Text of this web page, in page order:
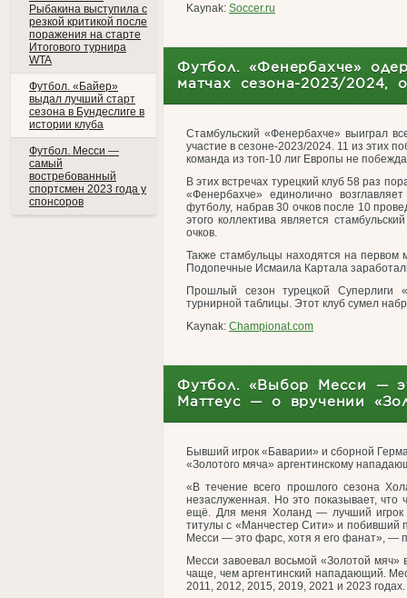
Рыбакина выступила с
резкой критикой после
поражения на старте
Итогового турнира
WTA
Футбол. «Байер»
выдал лучший старт
сезона в Бундеслиге в
истории клуба
Футбол. Месси —
самый
востребованный
спортсмен 2023 года у
спонсоров
Kaynak: Soccer.ru
Футбол. «Фенербахче»
матчах сезона-2023/2024,
Стамбульский «Фенербахче» выиграл
участие в сезоне-2023/2024. 11 из этих
команда из топ-10 лиг Европы не
В этих встречах турецкий клуб 58 раз
«Фенербахче» единолично
футболу, набрав 30 очков после 10
этого коллектива является
очков.
Также стамбульцы находятся на первом
Подопечные Исмаила Картала
Прошлый сезон турецкой Суперлиги
турнирной таблицы. Этот клуб сумел
Kaynak: Championat.com
Футбол. «Выбор Месси —
Маттеус — о вручении
Бывший игрок «Баварии» и сборной
«Золотого мяча» аргентинскому
«В течение всего прошлого сезона
незаслуженная. Но это показывает,
ещё. Для меня Холанд — лучший игрок
титулы с «Манчестер Сити» и побивший
Месси — это фарс, хотя я его фанат», —
Месси завоевал восьмой «Золотой
чаще, чем аргентинский нападающий.
2011, 2012, 2015, 2019, 2021 и 2023 годах.